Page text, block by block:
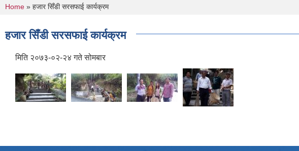
You are here
Home » हजार सिँडी सरसफाई कार्यक्रम
हजार सिँडी सरसफाई कार्यक्रम
मिति २०७३-०२-२४ गते सोमबार